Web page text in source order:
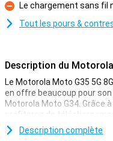
Contre
Le chargement sans fil
Tout les pours &
Description du
Le Motorola Moto G35 5G
en offre beaucoup pour
Motorola Moto G34. Grâce
profiterez de
streaming fluide. L'écran
rafraîchissement de 120
Description complète